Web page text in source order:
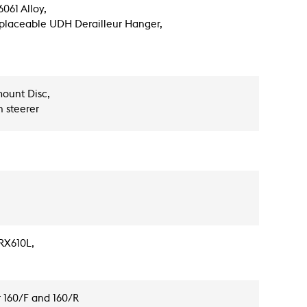
Alloy,
UDH Derailleur Hanger,
Disc,
steerer
F and 160/R